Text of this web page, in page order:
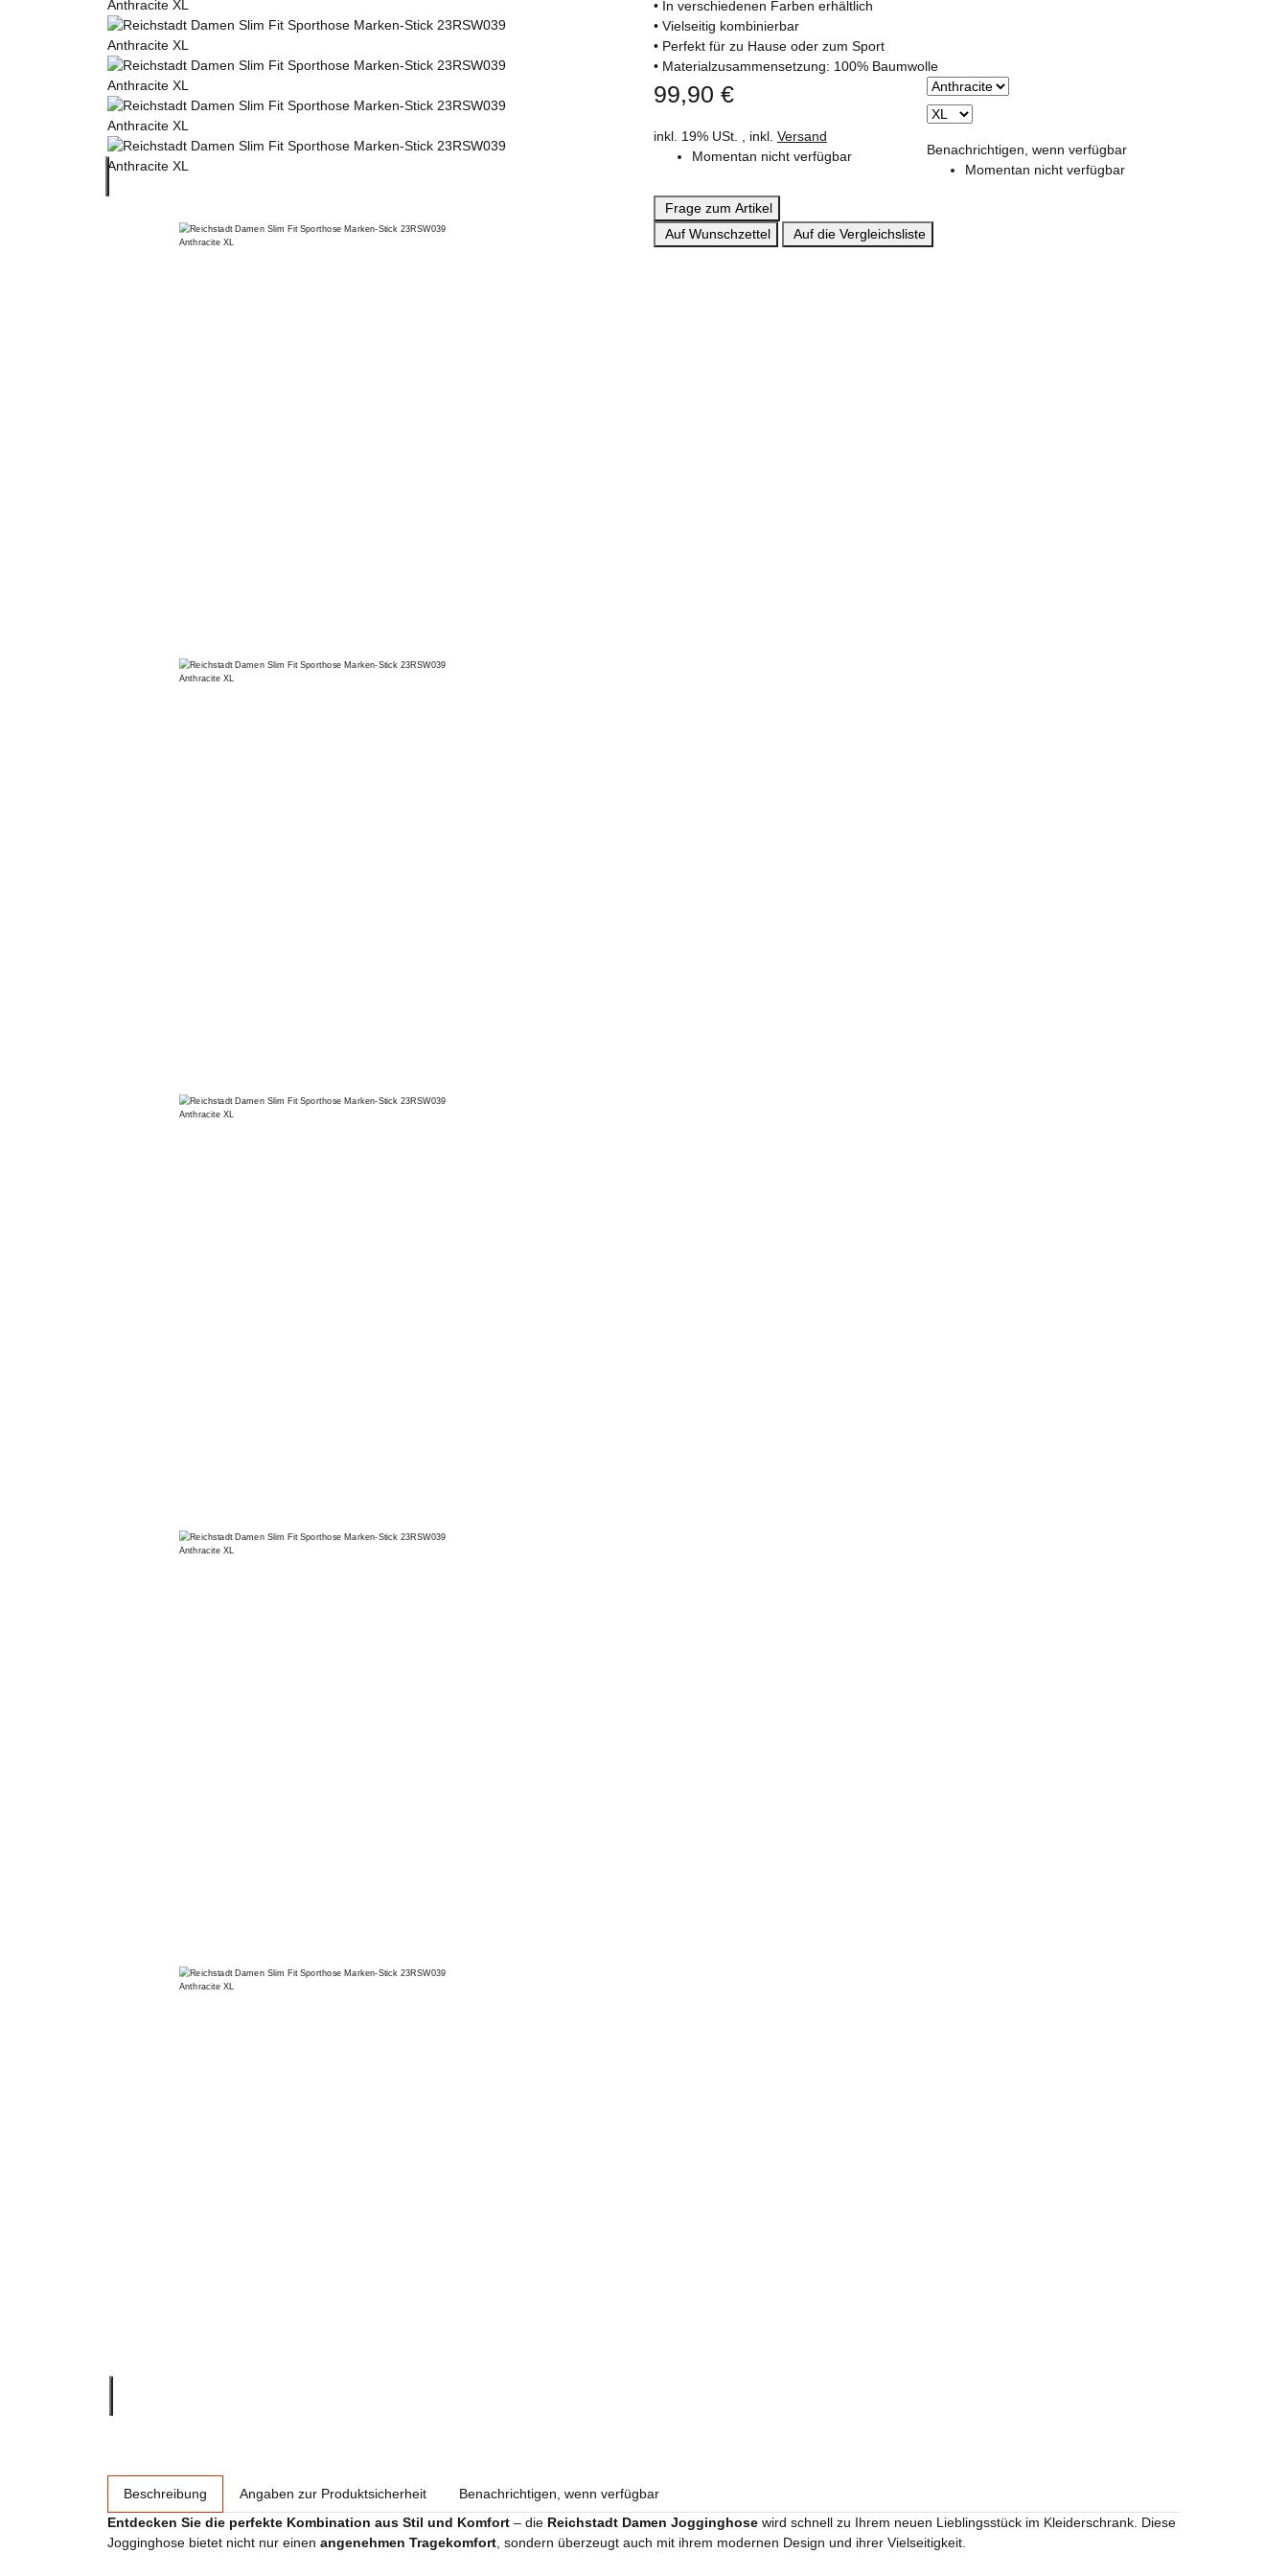
• In verschiedenen Farben erhältlich
• Vielseitig kombinierbar
• Perfekt für zu Hause oder zum Sport
• Materialzusammensetzung: 100% Baumwolle
99,90 €
inkl. 19% USt. , inkl. Versand
Momentan nicht verfügbar
Benachrichtigen, wenn verfügbar
Momentan nicht verfügbar
Frage zum Artikel
Auf Wunschzettel
Auf die Vergleichsliste
Beschreibung Angaben zur Produktsicherheit
Benachrichtigen, wenn verfügbar
Entdecken Sie die perfekte Kombination aus Stil und Komfort – die Reichstadt Damen Jogginghose wird schnell zu Ihrem neuen Lieblingsstück im Kleiderschrank. Diese
Jogginghose bietet nicht nur einen angenehmen Tragekomfort , sondern überzeugt auch mit ihrem modernen Design und ihrer Vielseitigkeit.